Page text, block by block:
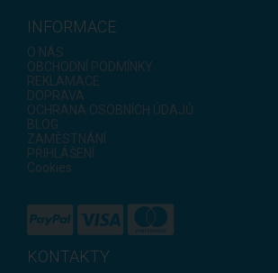
INFORMACE
O NÁS
OBCHODNÍ PODMÍNKY
REKLAMACE
DOPRAVA
OCHRANA OSOBNÍCH ÚDAJŮ
BLOG
ZAMĚSTNÁNÍ
PŘIHLÁŠENÍ
Cookies
KONTAKTY